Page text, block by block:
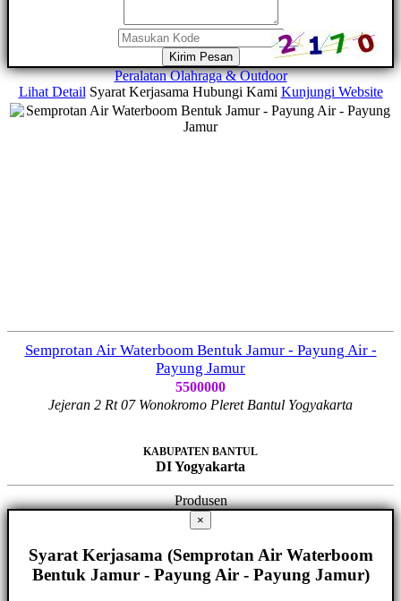
Kirim Pesan
Peralatan Olahraga & Outdoor
Lihat Detail Syarat Kerjasama Hubungi Kami Kunjungi Website
Semprotan Air Waterboom Bentuk Jamur - Payung Air -
Payung Jamur
5500000
Jejeran 2 Rt 07 Wonokromo Pleret Bantul Yogyakarta
KABUPATEN BANTUL
DI Yogyakarta
Produsen
×
Syarat Kerjasama (Semprotan Air Waterboom
Bentuk Jamur - Payung Air - Payung Jamur)